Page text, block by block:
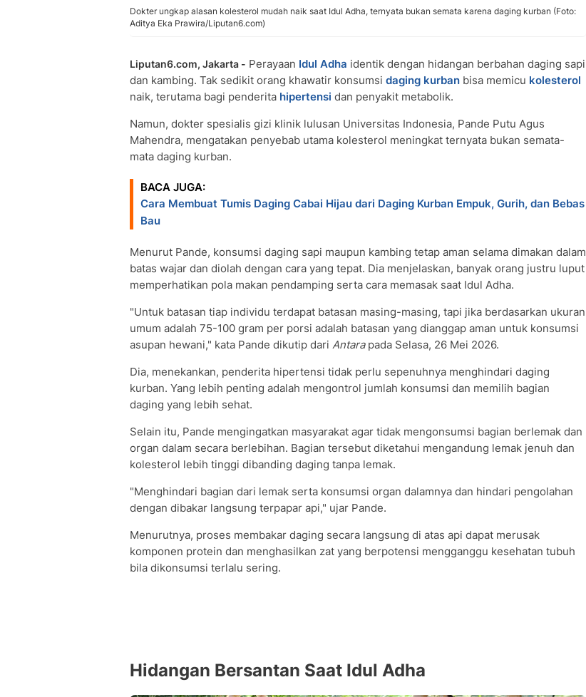
Dokter ungkap alasan kolesterol mudah naik saat Idul Adha, ternyata bukan semata karena daging kurban (Foto:
Aditya Eka Prawira/Liputan6.com)
Liputan6.com, Jakarta - Perayaan Idul Adha identik dengan hidangan berbahan daging sapi
dan kambing. Tak sedikit orang khawatir konsumsi daging kurban bisa memicu kolesterol
naik, terutama bagi penderita hipertensi dan penyakit metabolik.
Namun, dokter spesialis gizi klinik lulusan Universitas Indonesia, Pande Putu Agus
Mahendra, mengatakan penyebab utama kolesterol meningkat ternyata bukan semata-
mata daging kurban.
BACA JUGA:
Cara Membuat Tumis Daging Cabai Hijau dari Daging Kurban Empuk, Gurih, dan Bebas
Bau
Menurut Pande, konsumsi daging sapi maupun kambing tetap aman selama dimakan dalam
batas wajar dan diolah dengan cara yang tepat. Dia menjelaskan, banyak orang justru luput
memperhatikan pola makan pendamping serta cara memasak saat Idul Adha.
"Untuk batasan tiap individu terdapat batasan masing-masing, tapi jika berdasarkan ukuran
umum adalah 75-100 gram per porsi adalah batasan yang dianggap aman untuk konsumsi
asupan hewani," kata Pande dikutip dari Antara pada Selasa, 26 Mei 2026.
Dia, menekankan, penderita hipertensi tidak perlu sepenuhnya menghindari daging
kurban. Yang lebih penting adalah mengontrol jumlah konsumsi dan memilih bagian
daging yang lebih sehat.
Selain itu, Pande mengingatkan masyarakat agar tidak mengonsumsi bagian berlemak dan
organ dalam secara berlebihan. Bagian tersebut diketahui mengandung lemak jenuh dan
kolesterol lebih tinggi dibanding daging tanpa lemak.
"Menghindari bagian dari lemak serta konsumsi organ dalamnya dan hindari pengolahan
dengan dibakar langsung terpapar api," ujar Pande.
Menurutnya, proses membakar daging secara langsung di atas api dapat merusak
komponen protein dan menghasilkan zat yang berpotensi mengganggu kesehatan tubuh
bila dikonsumsi terlalu sering.
Hidangan Bersantan Saat Idul Adha